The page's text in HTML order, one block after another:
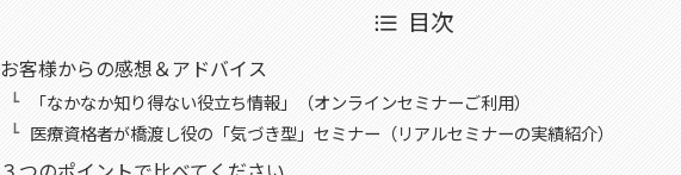
目次
お客様からの感想＆アドバイス
「なかなか知り得ない役立ち情報」（オンラインセミナーご利用）
医療資格者が橋渡し役の「気づき型」セミナー（リアルセミナーの実績紹介）